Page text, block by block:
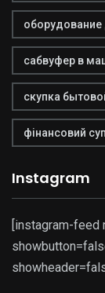
сабвуфер в
скупка
фінансовий
Instagram
[instagram-feed